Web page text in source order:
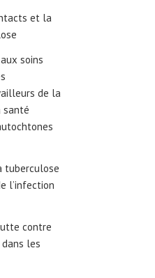
et la
soins
de la
santé
tuberculose
l’infection
contre
les